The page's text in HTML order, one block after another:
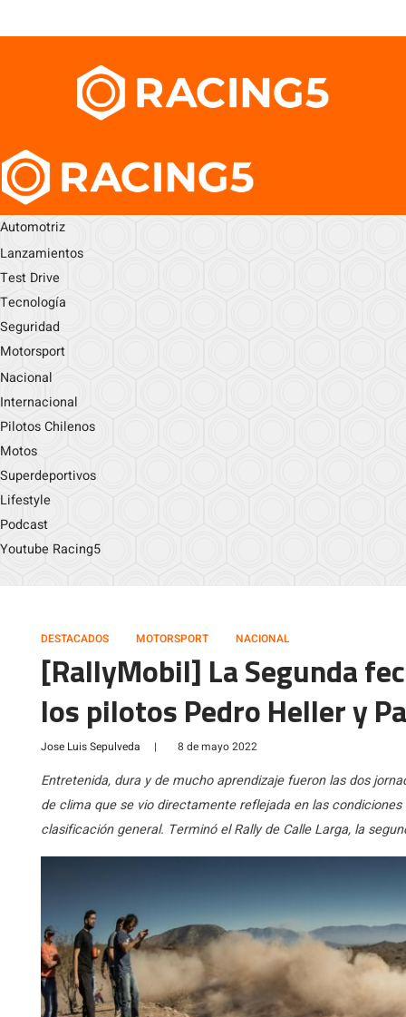
Automotriz
Lanzamientos
Test Drive
Tecnología
Seguridad
Motorsport
Nacional
Internacional
Pilotos Chilenos
Motos
Superdeportivos
Lifestyle
Podcast
Youtube Racing5
DESTACADOS MOTORSPORT NACIONAL
[RallyMobil] La Segunda
los pilotos Pedro Heller y
Jose Luis Sepulveda | 8 de mayo 2022
Entretenida, dura y de mucho aprendizaje fueron las dos
de clima que se vio directamente reflejada en las
clasificación general. Terminó el Rally de Calle Larga, la